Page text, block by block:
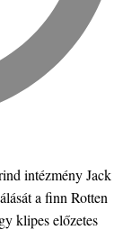
intézmény Jack
a finn Rotten
klipes előzetes